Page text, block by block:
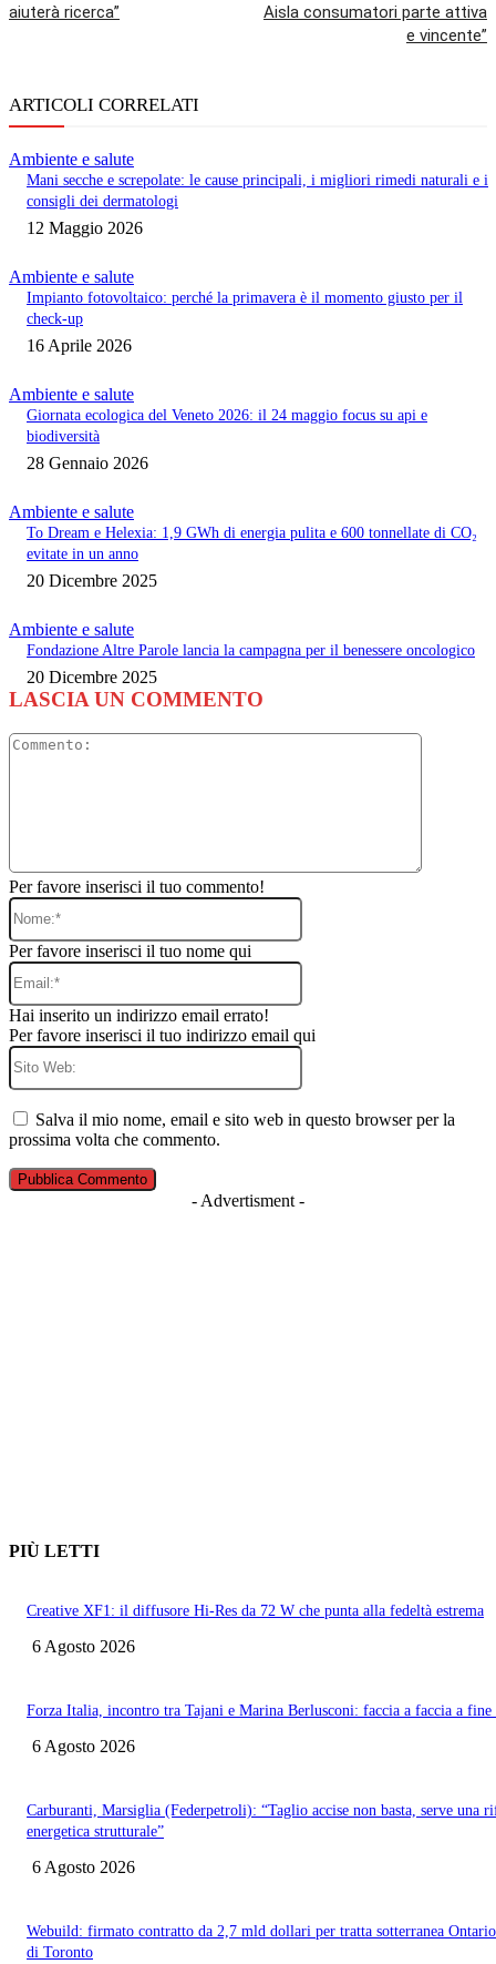
aiuterà ricerca”
Aisla consumatori parte attiva
e vincente”
ARTICOLI CORRELATI
Ambiente e salute
Mani secche e screpolate: le cause principali, i migliori rimedi naturali e i
consigli dei dermatologi
12 Maggio 2026
Ambiente e salute
Impianto fotovoltaico: perché la primavera è il momento giusto per il
check-up
16 Aprile 2026
Ambiente e salute
Giornata ecologica del Veneto 2026: il 24 maggio focus su api e
biodiversità
28 Gennaio 2026
Ambiente e salute
To Dream e Helexia: 1,9 GWh di energia pulita e 600 tonnellate di CO₂
evitate in un anno
20 Dicembre 2025
Ambiente e salute
Fondazione Altre Parole lancia la campagna per il benessere oncologico
20 Dicembre 2025
LASCIA UN COMMENTO
Per favore inserisci il tuo commento!
Nome:*
Per favore inserisci il tuo nome qui
Email:*
Hai inserito un indirizzo email errato!
Per favore inserisci il tuo indirizzo email qui
Sito
Salva il mio nome, email e sito web in questo browser per la
prossima volta che commento.
- Advertisment -
PIÙ LETTI
Creative XF1: il diffusore Hi-Res da 72 W che punta alla fedeltà estrema
6 Agosto 2026
Forza Italia, incontro tra Tajani e Marina Berlusconi: faccia a faccia a fine
6 Agosto 2026
Carburanti, Marsiglia (Federpetroli): “Taglio accise non basta, serve una
energetica strutturale”
6 Agosto 2026
Webuild: firmato contratto da 2,7 mld dollari per tratta sotterranea
di Toronto